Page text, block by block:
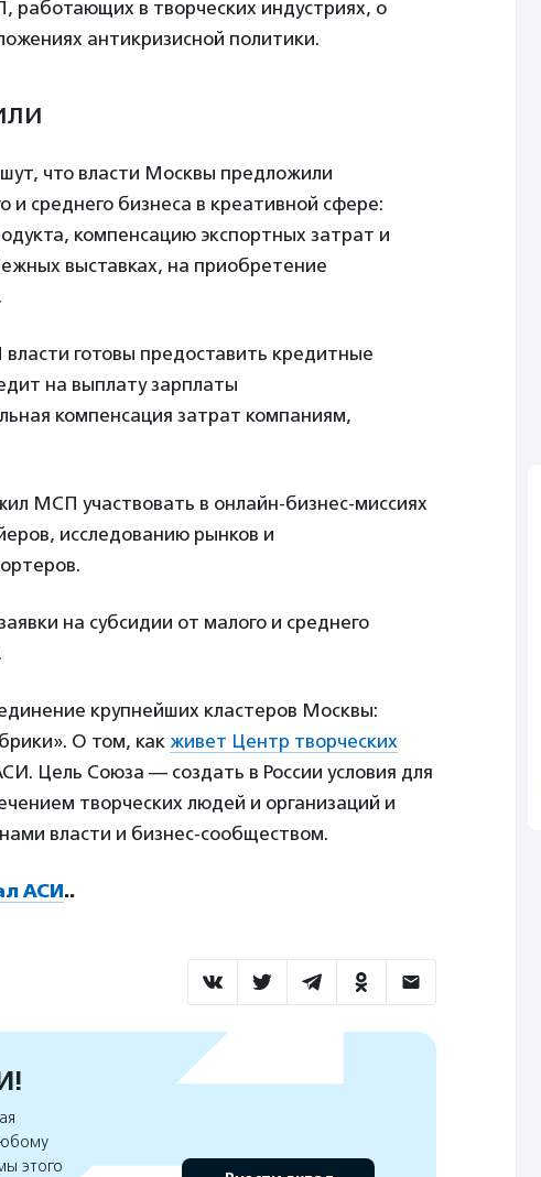
в творческих индустриях, о
антикризисной политики.
что власти Москвы предложили
среднего бизнеса в креативной сфере:
компенсацию экспортных затрат и
выставках, на приобретение
готовы предоставить кредитные
на выплату зарплаты
компенсация затрат компаниям,
МСП участвовать в онлайн-бизнес-миссиях
исследованию рынков и
на субсидии от малого и среднего
крупнейших кластеров Москвы:
О том, как живет Центр творческих
Цель Союза — создать в России условия для
творческих людей и организаций и
власти и бизнес-сообществом.
АСИ..
этого